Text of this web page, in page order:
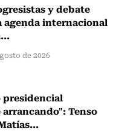
y debate
agenda internacional
de 2026
presidencial
Tenso